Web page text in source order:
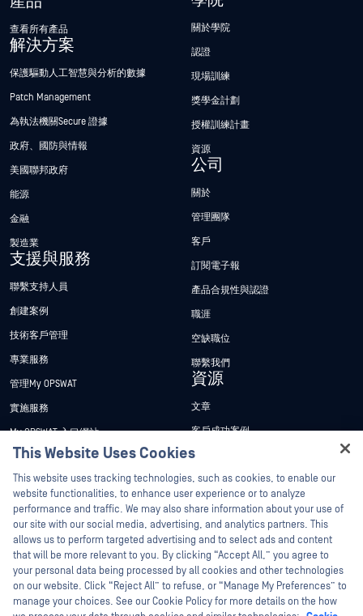
查看所有產品
解決方案
保護驅動人工智慧與分析的數據
Patch Management
為執法機關Secure 證據
政府、國防與情報
美國聯邦政府
能源
金融
製造業
支援與服務
聯繫支持人員
創建案例
技術客戶管理
專業服務
管理My OPSWAT
實施服務
My OPSWAT 入口網站
技術檔案
訓練
漏洞通報計畫
合作夥伴
認證
技術合作夥伴
管道合作夥伴計劃
關於學院
認證
現場訓練
獎學金計劃
授權訓練計畫
資源
公司
關於
管理團隊
客戶
訂閱電子報
產品合規性與認證
職涯
空缺職位
聯繫我們
資源
文章
客戶成功案例
新聞稿
新聞報導
網路研討會
產品型錄
白皮書
免費工具
This Website Uses Cookies
This website uses tracking technologies, such as cookies, to enable our
website functionalities, to enhance user experience or to analyze
performance and traffic. We may also share information about your use of
our site with our social media, advertising, and analytics partners. This
allows us to perform targeted advertising and to select ads and content
that will be more relevant to you. By clicking “Accept All,” you agree to
your personal data being processed by all cookies and other technologies
on our website. Click “Reject All” to refuse, or “Manage My Preferences” to
manage your choices. See our Cookie Policy for more details on the how
Hey there!
I'm Ozzy, your OPSWAT virtual assistant.
How can I help you secure what's critical
today?